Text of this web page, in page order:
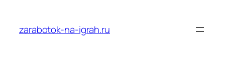
содержимому
zarabotok-na-igrah.ru